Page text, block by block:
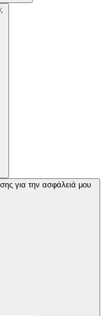
για την ασφάλειά μου